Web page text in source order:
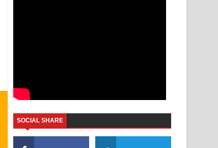
SOCIAL SHARE